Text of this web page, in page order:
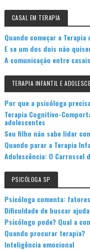
CASAL EM TERAPIA
Quando começar a Terapia
E se um dos dois não
A comunicação entre
TERAPIA INFANTIL E
Por que a psicóloga
Terapia Cognitivo-
adolescentes
Seu filho não sabe lidar
Quando parar a Terapia
Adolescência: O Carrossel
PSICÓLOGA SP
Psicóloga comenta:
Dificuldade de buscar
Psicólogo pode? Qual a
Quando procurar terapia?
Inteligência emocional